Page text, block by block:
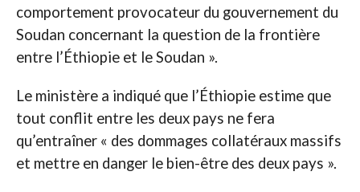
comportement provocateur du gouvernement du
Soudan concernant la question de la frontière
entre l’Éthiopie et le Soudan ».
Le ministère a indiqué que l’Éthiopie estime que
tout conflit entre les deux pays ne fera
qu’entraîner « des dommages collatéraux massifs
et mettre en danger le bien-être des deux pays ».